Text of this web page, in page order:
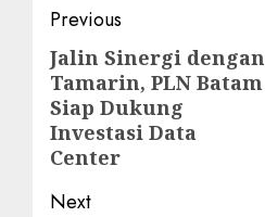
Post
navigation
Previous
Previous
post:
Jalin Sinergi dengan
Tamarin, PLN Batam
Siap Dukung
Investasi Data
Center
Next